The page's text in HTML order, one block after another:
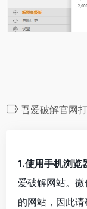
吾爱破解官网
1.使用手机浏览
爱破解网站。
的网站，因此